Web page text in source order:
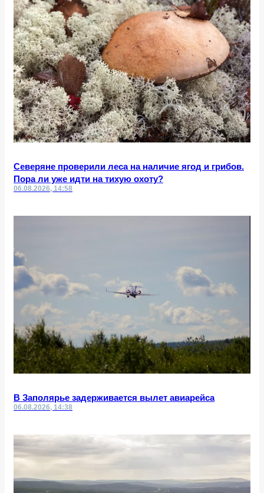
Северяне проверили леса на наличие ягод и грибов.
Пора ли уже идти на тихую охоту?
06.08.2026, 14:58
В Заполярье задерживается вылет авиарейса
06.08.2026, 14:38